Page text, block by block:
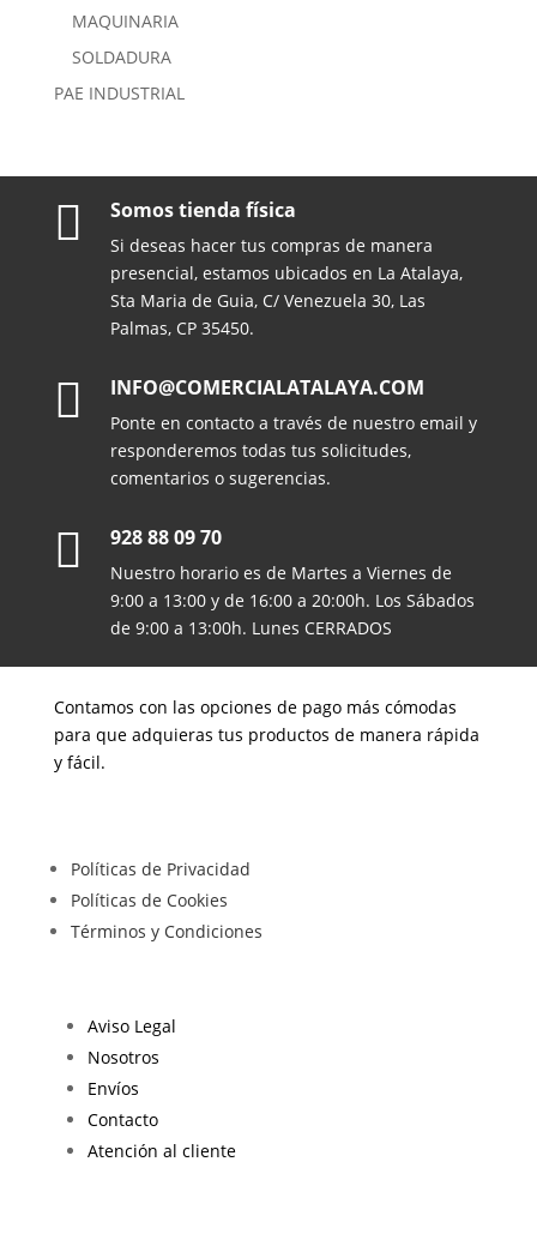
MAQUINARIA
SOLDADURA
PAE INDUSTRIAL
 Somos tienda física
Si deseas hacer tus compras de manera
presencial, estamos ubicados en La Atalaya,
Sta Maria de Guia, C/ Venezuela 30, Las
Palmas, CP 35450.
 INFO@COMERCIALATALAYA.COM
Ponte en contacto a través de nuestro email y
responderemos todas tus solicitudes,
comentarios o sugerencias.
 928 88 09 70
Nuestro horario es de Martes a Viernes de
9:00 a 13:00 y de 16:00 a 20:00h. Los Sábados
de 9:00 a 13:00h. Lunes CERRADOS
Contamos con las opciones de pago más cómodas
para que adquieras tus productos de manera rápida
y fácil.
Políticas de Privacidad
Políticas de Cookies
Términos y Condiciones
Aviso Legal
Nosotros
Envíos
Contacto
Atención al cliente